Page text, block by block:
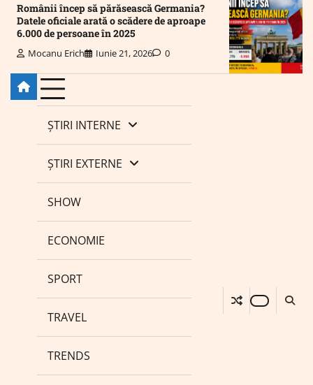
Românii încep să părăsească Germania?
Datele oficiale arată o scădere de aproape
6.000 de persoane în 2025
Mocanu Erich Iunie 21, 2026 0
ȘTIRI INTERNE
ȘTIRI EXTERNE
SHOW
ECONOMIE
SPORT
TRAVEL
TRENDS